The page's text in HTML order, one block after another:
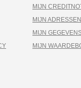
MIJN
MIJN ADRESSEN
MIJN
MIJN